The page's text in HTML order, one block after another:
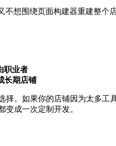
想围绕页面构建器重建整个
职业者
长期店铺
。如果你的店铺因为太多
成一次定制开发。